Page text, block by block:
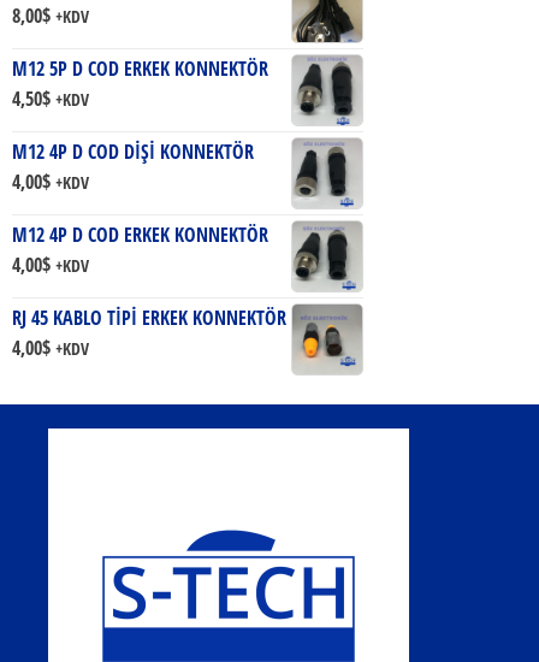
8,00$ +KDV
M12 5P D COD ERKEK KONNEKTÖR
4,50$ +KDV
M12 4P D COD DİŞİ KONNEKTÖR
4,00$ +KDV
M12 4P D COD ERKEK KONNEKTÖR
4,00$ +KDV
RJ 45 KABLO TİPİ ERKEK KONNEKTÖR
4,00$ +KDV